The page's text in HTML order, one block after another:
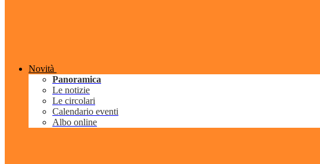
Novità
Panoramica
Le notizie
Le circolari
Calendario eventi
Albo online